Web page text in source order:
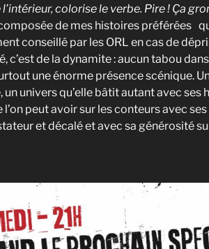
colorise le verbe. Pire ! Ça
de mes histoires préférées
conseillé par les ORL en cas de
c’est de la dynamite : aucun tabou
une énorme présence scénique.
univers qu’elle bâtit autant avec ses
l’on peut avoir sur les conteurs avec
et décalé et avec sa générosité